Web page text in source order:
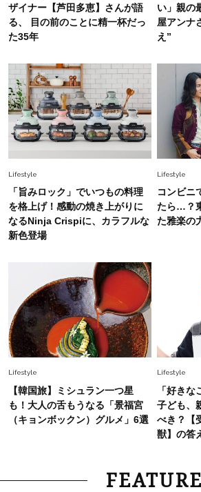
Fashion 2026.7.2
【40代夏コーデ】猛暑で
カバーも叶う厳選アイテ
Fashion 2026.7.27
どんな顔タイプにも合う
ぎない【キャップ＆ハット
ザイナー【芦田多恵】さんが語
る、 目の前のことに精一杯だっ
た35年
い」親の
屋アンナ
え”
Lifestyle
「旨みロック」でいつもの料理
を格上げ！感動の焼き上がりに
なるNinja Crispiに、カラフルな
新色登場
Lifestyle
コンビニ
たら…？
た雅楽の
Lifestyle
【韓国旅】ミシュラン一つ星
も！大人の舌もうなる「景福宮
（キョンボックン）グルメ」6選
Lifestyle
「好きな
子ども、
べき？【
獣】の答
FEATURE